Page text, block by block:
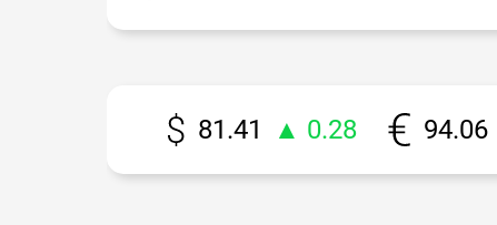
81.41 ▲ 0.28 94.06